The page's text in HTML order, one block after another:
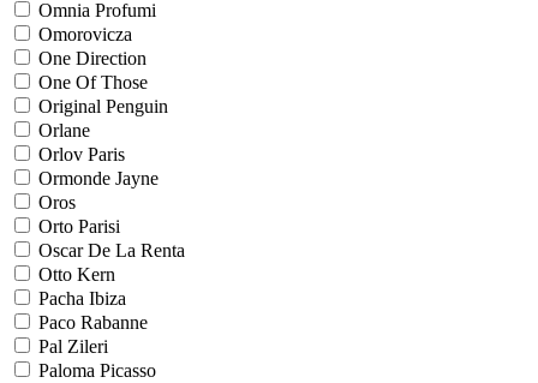
Omnia Profumi
Omorovicza
One Direction
One Of Those
Original Penguin
Orlane
Orlov Paris
Ormonde Jayne
Oros
Orto Parisi
Oscar De La Renta
Otto Kern
Pacha Ibiza
Paco Rabanne
Pal Zileri
Paloma Picasso